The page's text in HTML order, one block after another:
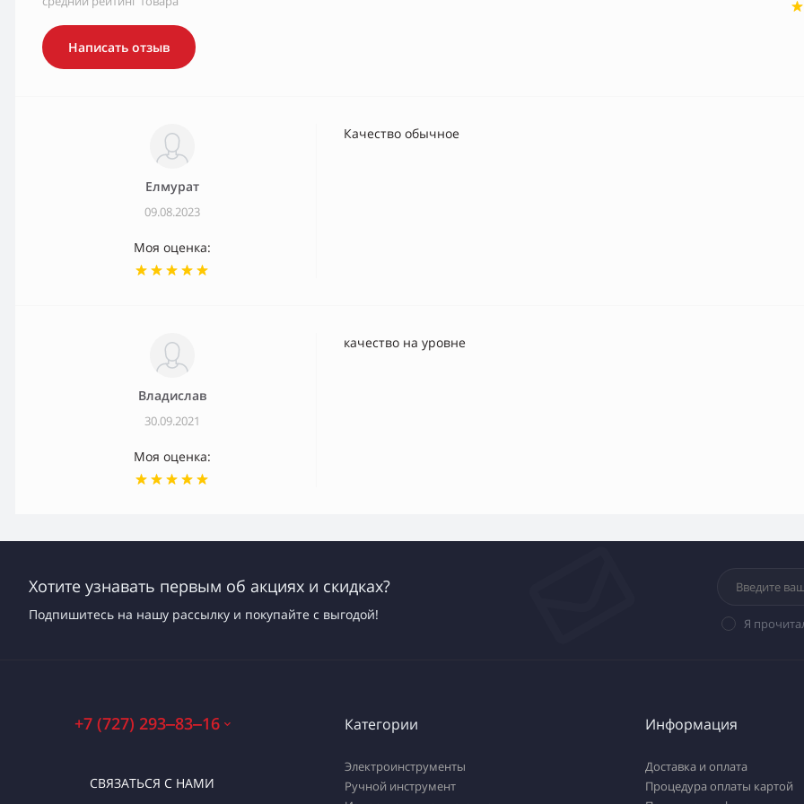
Написать отзыв
Елмурат
09.08.2023
Моя оценка:
Качество обычное
Владислав
30.09.2021
Моя оценка:
качество на уровне
Хотите узнавать первым об акциях и скидках?
Подпишитесь на нашу рассылку и покупайте с выгодой!
Я
+7 (727) 293‒83‒16
СВЯЗАТЬСЯ С НАМИ
Категории
Электроинструменты
Ручной инструмент
Информация
Доставка и оплата
Процедура оплаты картой